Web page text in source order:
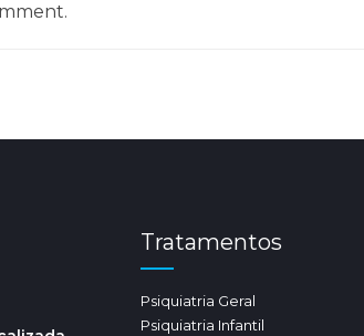
Tratamentos
Psiquiatria Geral
Psiquiatria Infantil